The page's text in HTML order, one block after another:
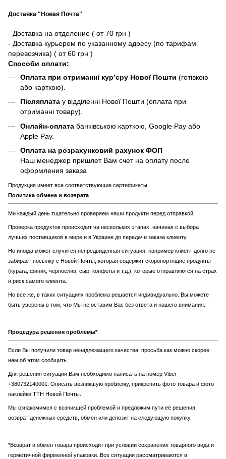
Доставка "Новая Почта"
- Доставка на отделение ( от 70 грн )
- Доставка курьером по указанному адресу (по тарифам
перевозчика) ( от 60 грн )
Способи оплати:
Оплата при отриманні кур’єру Нової Пошти (готівкою
або карткою).
Післяплата у відділенні Нової Пошти (оплата при
отриманні товару).
Онлайн-оплата банківською карткою, Google Pay або
Apple Pay.
Оплата на розрахунковий рахунок ФОП
Наш менеджер пришлет Вам счет на оплату после
оформления заказа
Продукция имеет все соответствующие сертификаты.
Политика обмена и возврата
Ми каждый день тщательно проверяем наши продукти перед отправкой.
Проверка продуктов происходит на нескольких этапах, начиная с выбора
лучших поставщиков в мире и в Украине до передачи заказа клиенту.
Но иногда может случится непредвиденная ситуация, например клиент долго не
забирает посылку с Новой Почты, которая содержит скоропортящие продукты
(курага, финик, чернослив, сыр, конфеты и т.д.), которые отправляются на страх
и риск самого клиента.
Но все же, в таких ситуациях проблема решается индивидуально. Вы можете
быть уверены в том, что Мы не оставим Вас без ответа и нашего внимания.
Процедура решения проблемы*
Если Вы получили товар ненадлежащего качества, просьба как можно скорее
нам об этом сообщить.
Для решения ситуации Вам необходимо написать на номер Viber
+380732140001. Описать возникшую проблему, прикрепить фото товара и фото
наклейки ТТН Новой Почты.
Мы ознакомимся с возникшей проблемой и предложим пути её решения:
возврат денежных средств, обмен или депозит на следующую покупку.
*Возврат и обмен товара происходит при условии сохранения товарного вида и
герметичной фирменной упаковки. Все ситуации рассматриваются в